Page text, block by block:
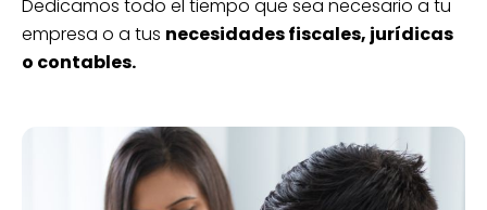
Dedicamos todo el tiempo que sea necesario a tu
empresa o a tus necesidades fiscales, jurídicas
o contables.